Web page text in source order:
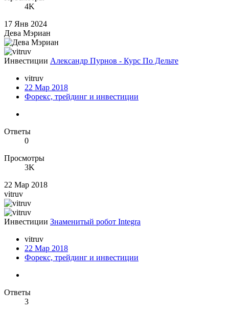
4K
17 Янв 2024
Дева Мэриан
Инвестиции Александр Пурнов - Курс По Дельте
vitruv
22 Мар 2018
Форекс, трейдинг и инвестиции
Ответы
0
Просмотры
3K
22 Мар 2018
vitruv
Инвестиции Знаменитый робот Integra
vitruv
22 Мар 2018
Форекс, трейдинг и инвестиции
Ответы
3